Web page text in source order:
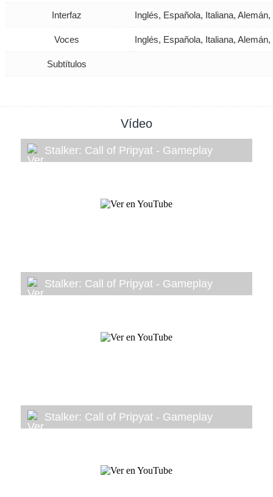
Interfaz Inglés, Española, Italiana,
Voces Inglés, Española, Italiana,
Subtítulos
Vídeo
Stalker: Call of Pripyat - Gameplay
Stalker: Call of Pripyat - Gameplay
Stalker: Call of Pripyat - Gameplay